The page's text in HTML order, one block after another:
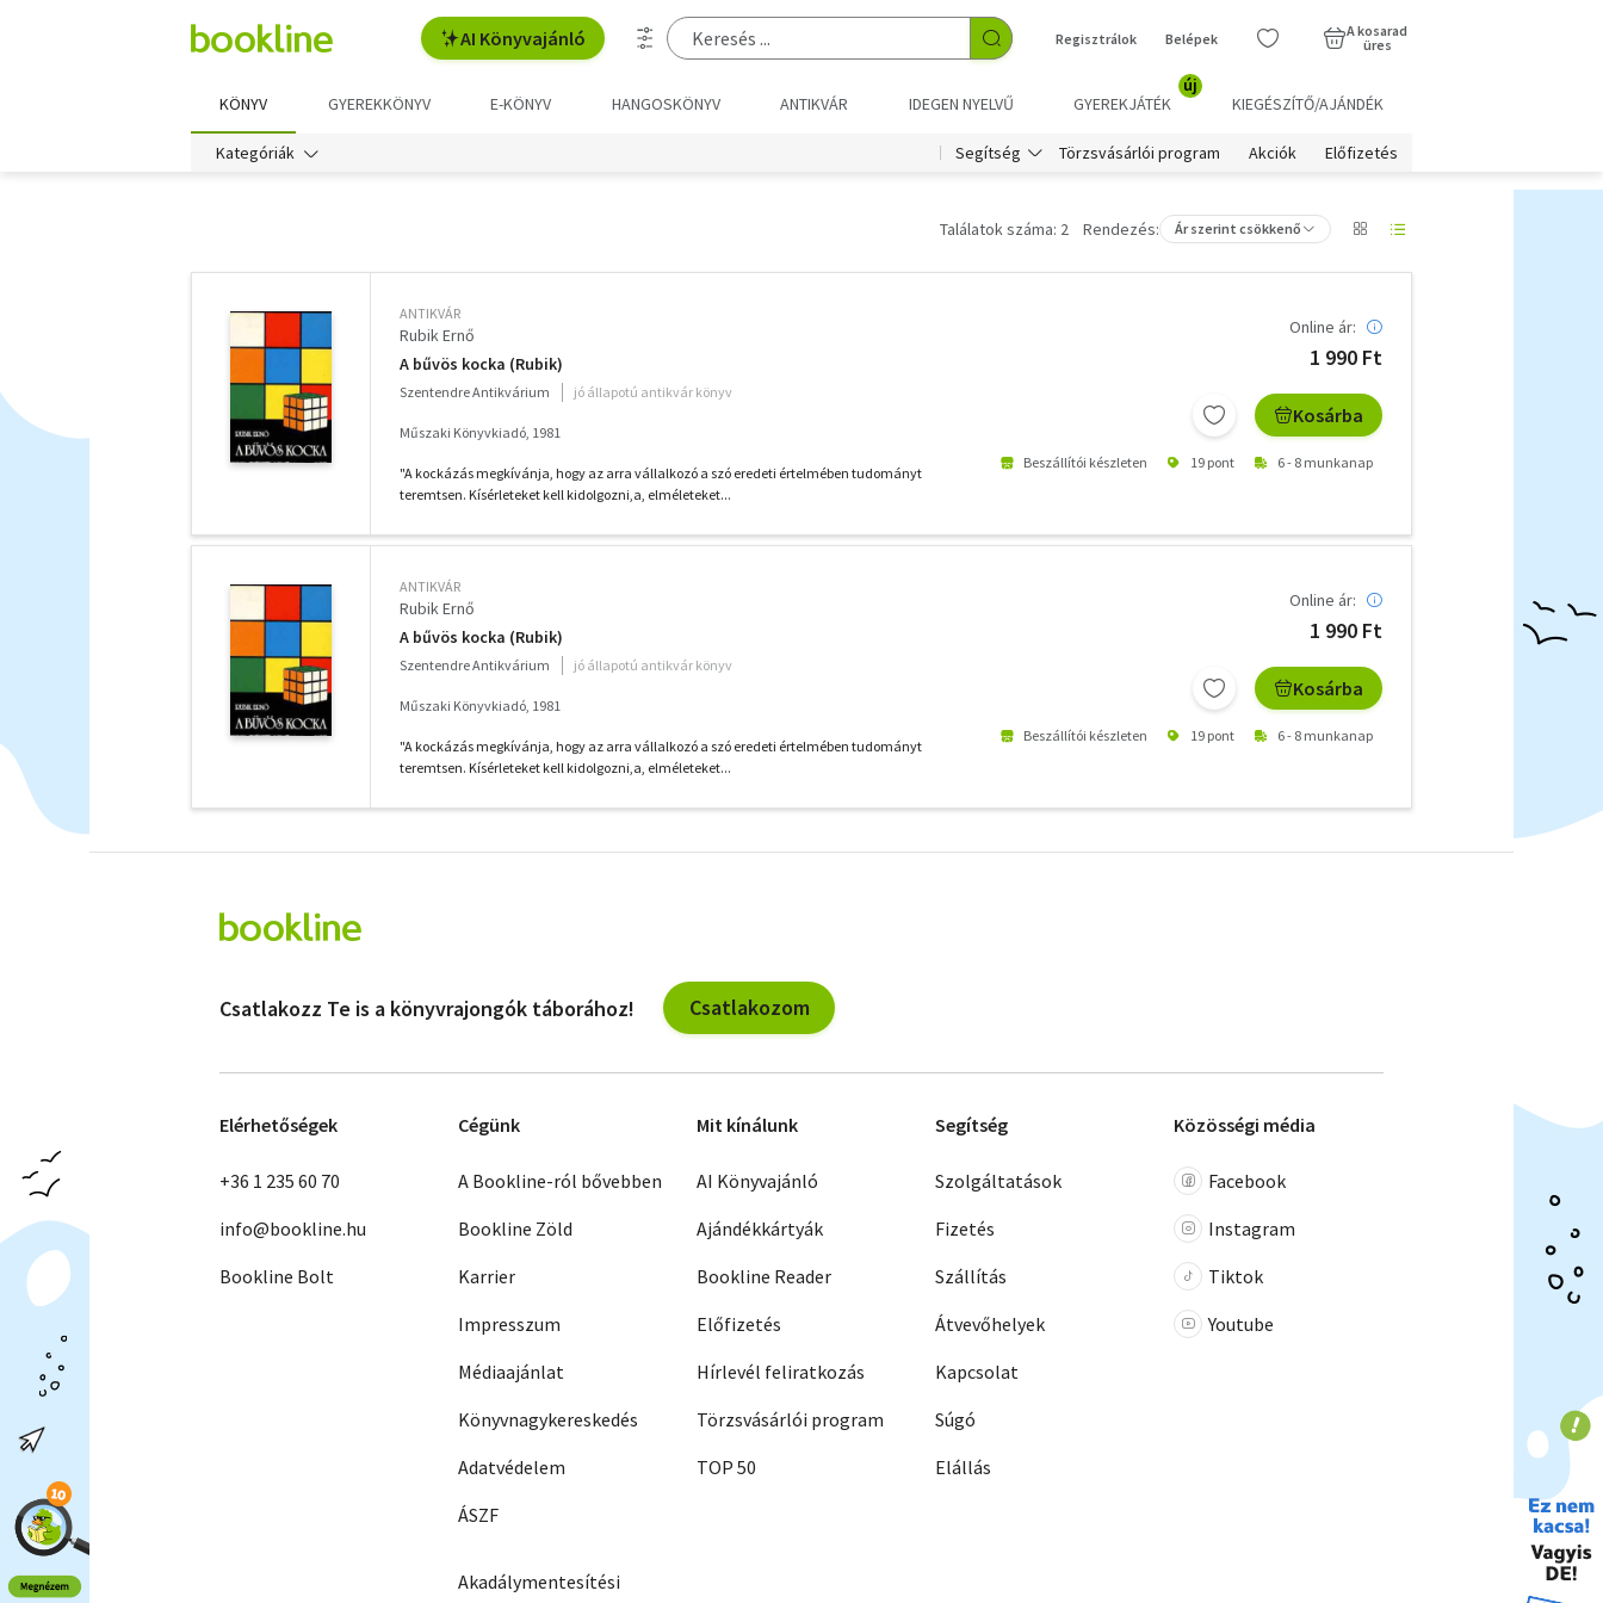
AI Könyvajánló Regisztrálok Belépek
A kosarad
üres
KÖNYV GYEREKKÖNYV E-KÖNYV HANGOSKÖNYV ANTIKVÁR IDEGEN NYELVŰ GYEREKJÁTÉK
új
KIEGÉSZÍTŐ/AJÁNDÉK
Kategóriák Segítség Törzsvásárlói program Akciók Előfizetés
Találatok száma: 2 Rendezés: Ár szerint csökkenő
ANTIKVÁR
Rubik Ernő
A bűvös kocka (Rubik)
Szentendre Antikvárium jó állapotú antikvár könyv
Műszaki Könyvkiadó, 1981
"A kockázás megkívánja, hogy az arra vállalkozó a szó eredeti értelmében tudományt
teremtsen. Kísérleteket kell kidolgozni,a, elméleteket...
Online ár:
1 990 Ft
Kosárba
Beszállítói készleten 19 pont 6 - 8 munkanap
ANTIKVÁR
Rubik Ernő
A bűvös kocka (Rubik)
Szentendre Antikvárium jó állapotú antikvár könyv
Műszaki Könyvkiadó, 1981
"A kockázás megkívánja, hogy az arra vállalkozó a szó eredeti értelmében tudományt
teremtsen. Kísérleteket kell kidolgozni,a, elméleteket...
Online ár:
1 990 Ft
Kosárba
Beszállítói készleten 19 pont 6 - 8 munkanap
szűrők
Csatlakozz Te is a könyvrajongók táborához! Csatlakozom
Elérhetőségek
+36 1 235 60 70
info@bookline.hu
Bookline Bolt
Cégünk
A Bookline-ról bővebben
Bookline Zöld
Karrier
Impresszum
Médiaajánlat
Könyvnagykereskedés
Adatvédelem
ÁSZF
Akadálymentesítési
Mit kínálunk
AI Könyvajánló
Ajándékkártyák
Bookline Reader
Előfizetés
Hírlevél feliratkozás
Törzsvásárlói program
TOP 50
Segítség
Szolgáltatások
Fizetés
Szállítás
Átvevőhelyek
Kapcsolat
Súgó
Elállás
Közösségi média
Facebook
Instagram
Tiktok
Youtube